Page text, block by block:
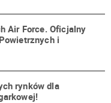
Air Force. Oficjalny
i
rynków dla